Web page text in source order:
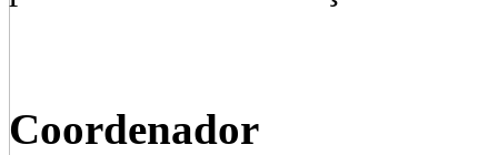
Coordenador